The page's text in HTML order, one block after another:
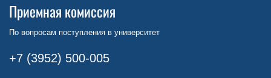
Приемная комиссия
По вопросам поступления в университет
+7 (3952) 500-005